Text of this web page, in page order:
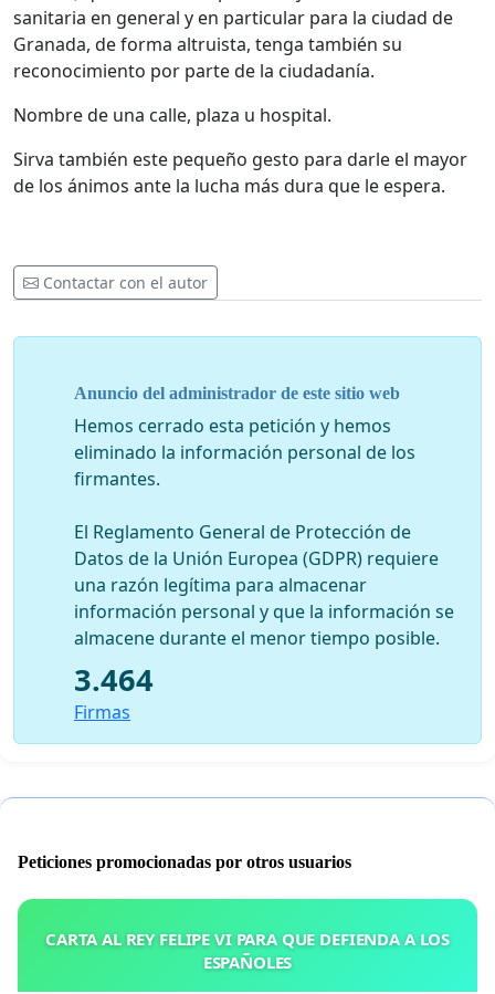
sanitaria en general y en particular para la ciudad de
Granada, de forma altruista, tenga también su
reconocimiento por parte de la ciudadanía.
Nombre de una calle, plaza u hospital.
Sirva también este pequeño gesto para darle el mayor
de los ánimos ante la lucha más dura que le espera.
Contactar con el autor
Anuncio del administrador de este sitio web
Hemos cerrado esta petición y hemos
eliminado la información personal de los
firmantes.
El Reglamento General de Protección de
Datos de la Unión Europea (GDPR) requiere
una razón legítima para almacenar
información personal y que la información se
almacene durante el menor tiempo posible.
3.464
Firmas
Peticiones promocionadas por otros usuarios
CARTA AL REY FELIPE VI PARA QUE DEFIENDA A LOS
ESPAÑOLES